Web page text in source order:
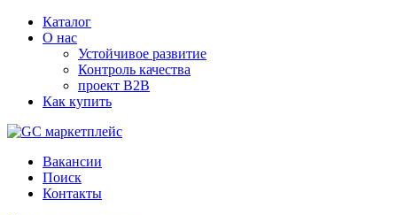
Каталог
О нас
Устойчивое развитие
Контроль качества
проект B2B
Как купить
Вакансии
Поиск
Контакты